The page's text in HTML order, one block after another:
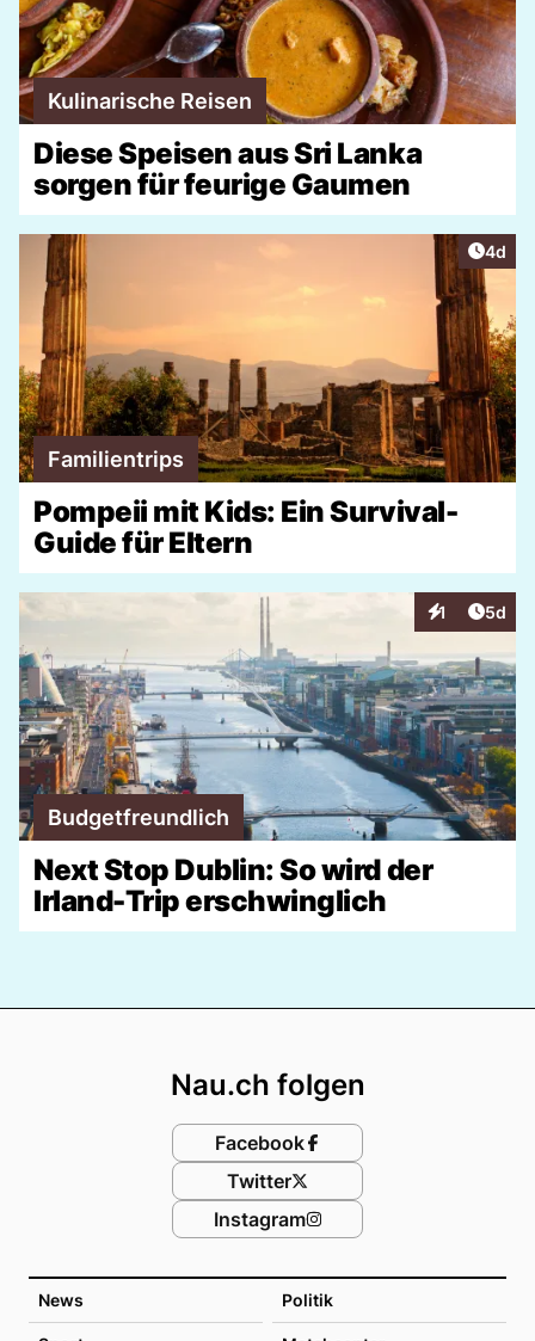
Kulinarische Reisen
Diese Speisen aus Sri Lanka
sorgen für feurige Gaumen
4d
Familientrips
Pompeii mit Kids: Ein Survival-
Guide für Eltern
1
Interaktionen
5d
Budgetfreundlich
Next Stop Dublin: So wird der
Irland-Trip erschwinglich
News Politik
Nau.ch folgen
Facebook
Twitter
Instagram